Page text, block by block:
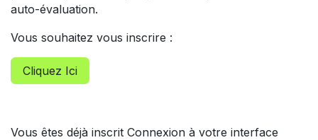
auto-évaluation.
Vous souhaitez vous inscrire :
Cliquez Ici
Vous êtes déjà inscrit Connexion à votre interface